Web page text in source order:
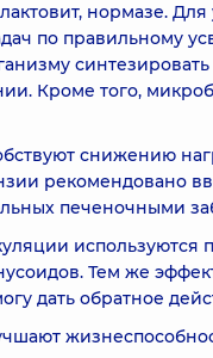
нормазе.
по правильному
Кроме того,
снижению
рекомендовано
печеночными
используются
Тем же
дать обратное